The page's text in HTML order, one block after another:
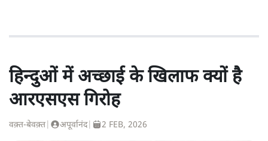
हिन्दुओं में अच्छाई के खिलाफ क्यों है
आरएसएस गिरोह
वक़्त-बेवक़्त अपूर्वानंद| 2 FEB, 2026